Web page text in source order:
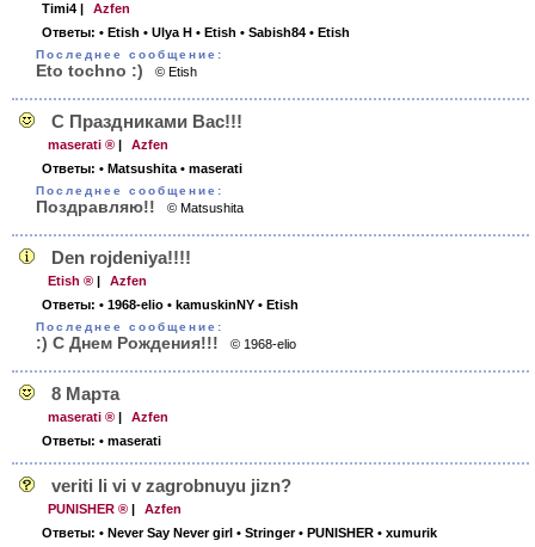
Timi4 |
Azfen
Ответы: • Etish • Ulya H • Etish • Sabish84 • Etish
Последнее сообщение:
Eto tochno :) © Etish
С Праздниками Вас!!!
maserati ® |
Azfen
Ответы: • Matsushita • maserati
Последнее сообщение:
Поздравляю!! © Matsushita
Den rojdeniya!!!!
Etish ® |
Azfen
Ответы: • 1968-elio • kamuskinNY • Etish
Последнее сообщение:
:) С Днем Рождения!!! © 1968-elio
8 Марта
maserati ® |
Azfen
Ответы: • maserati
veriti li vi v zagrobnuyu jizn?
PUNISHER ® |
Azfen
Ответы: • Never Say Never girl • Stringer • PUNISHER • xumurik